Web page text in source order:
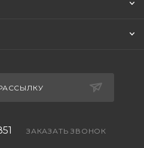
стиля,
вашей ванной комнаты. Я
при его использовании.
ЗАКАЗАТЬ ЗВОНОК